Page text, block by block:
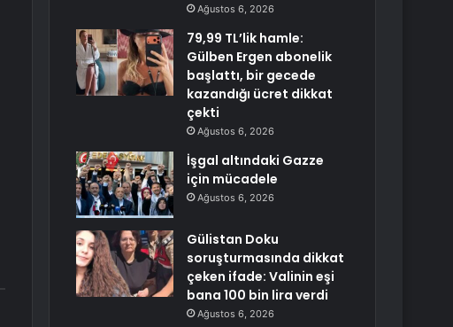
Ağustos 6, 2026
79,99 TL’lik hamle:
Gülben Ergen abonelik
başlattı, bir gecede
kazandığı ücret dikkat
çekti
Ağustos 6, 2026
İşgal altındaki Gazze
için mücadele
Ağustos 6, 2026
Gülistan Doku
soruşturmasında dikkat
çeken ifade: Valinin eşi
bana 100 bin lira verdi
Ağustos 6, 2026